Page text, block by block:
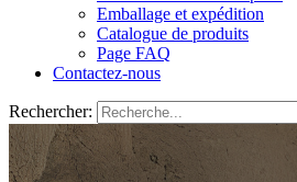
Emballage et expédition
Catalogue de produits
Page FAQ
Contactez-nous
Rechercher: